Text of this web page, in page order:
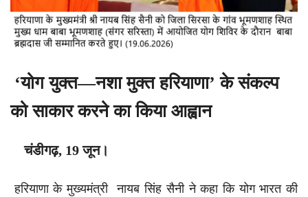
‘योग युक्त—नशा मुक्त हरियाणा’ के संकल्प
को साकार करने का किया आह्वान
चंडीगढ़, 19 जून।
हरियाणा के मुख्यमंत्री नायब सिंह सैनी ने कहा कि योग भारत की